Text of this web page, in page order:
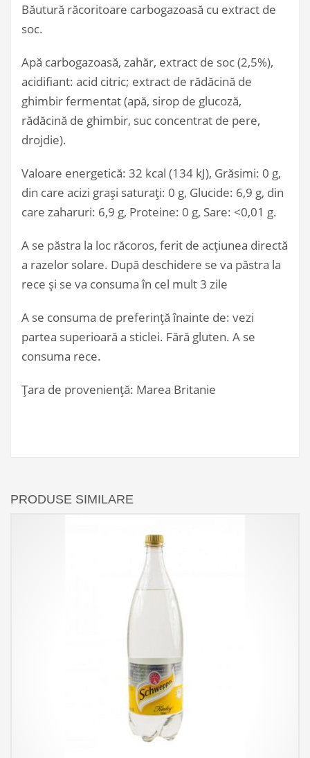
Băutură răcoritoare carbogazoasă cu extract de
soc.
Apă carbogazoasă, zahăr, extract de soc (2,5%),
acidifiant: acid citric; extract de rădăcină de
ghimbir fermentat (apă, sirop de glucoză,
rădăcină de ghimbir, suc concentrat de pere,
drojdie).
Valoare energetică: 32 kcal (134 kJ), Grăsimi: 0 g,
din care acizi grași saturați: 0 g, Glucide: 6,9 g, din
care zaharuri: 6,9 g, Proteine: 0 g, Sare: <0,01 g.
A se păstra la loc răcoros, ferit de acțiunea directă
a razelor solare. După deschidere se va păstra la
rece și se va consuma în cel mult 3 zile
A se consuma de preferință înainte de: vezi
partea superioară a sticlei. Fără gluten. A se
consuma rece.
Țara de proveniență: Marea Britanie
PRODUSE SIMILARE